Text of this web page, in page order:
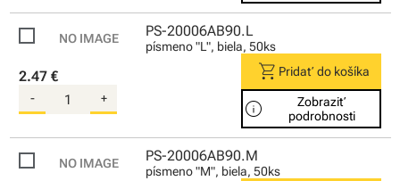
PS-20006AB90.L
písmeno "L", biela, 50ks
2.47 €
- +
shopping_cart Pridať do košíka
info
Zobraziť
podrobnosti
PS-20006AB90.M
písmeno "M", biela, 50ks